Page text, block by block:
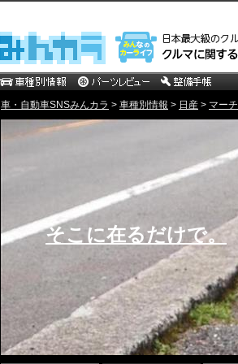
車・自動車SNSみんカラ > 車種別情報 > 日産 > マーチ
そこに在るだけで。